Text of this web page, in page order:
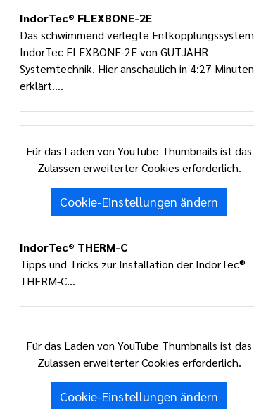
IndorTec® FLEXBONE-2E
Das schwimmend verlegte Entkopplungssystem
IndorTec FLEXBONE-2E von GUTJAHR
Systemtechnik. Hier anschaulich in 4:27 Minuten
erklärt....
Für das Laden von YouTube Thumbnails ist das
Zulassen erweiterter Cookies erforderlich.
Cookie-Einstellungen ändern
IndorTec® THERM-C
Tipps und Tricks zur Installation der IndorTec®
THERM-C...
Für das Laden von YouTube Thumbnails ist das
Zulassen erweiterter Cookies erforderlich.
Cookie-Einstellungen ändern